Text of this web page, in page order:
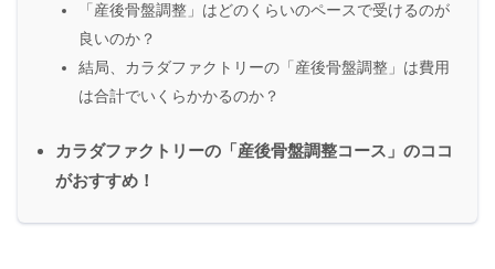
「産後骨盤調整」はどのくらいのペースで受けるのが
良いのか？
結局、カラダファクトリーの「産後骨盤調整」は費用
は合計でいくらかかるのか？
カラダファクトリーの「産後骨盤調整コース」のココ
がおすすめ！